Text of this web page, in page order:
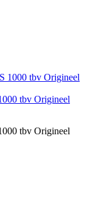
tbv Origineel
tbv Origineel